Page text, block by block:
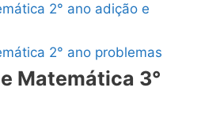
2° ano adição e
2° ano problemas
Matemática 3°